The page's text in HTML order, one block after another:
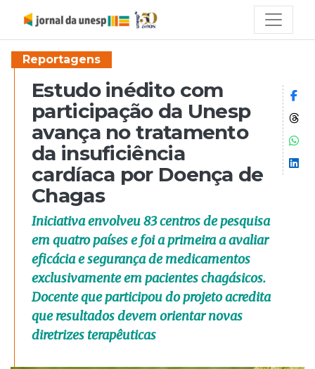
Reportagens
Estudo inédito com
participação da Unesp
avança no tratamento
da insuficiência
cardíaca por Doença de
Chagas
Iniciativa envolveu 83 centros de pesquisa
em quatro países e foi a primeira a avaliar
eficácia e segurança de medicamentos
exclusivamente em pacientes chagásicos.
Docente que participou do projeto acredita
que resultados devem orientar novas
diretrizes terapêuticas